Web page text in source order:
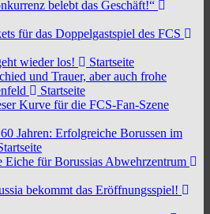
belebt das Geschäft!“
für das Doppelgastspiel des FCS
wieder los!
Startseite
und Trauer, aber auch frohe
Startseite
Kurve für die FCS-Fan-Szene
Jahren: Erfolgreiche Borussen im
Eiche für Borussias Abwehrzentrum
bekommt das Eröffnungsspiel!